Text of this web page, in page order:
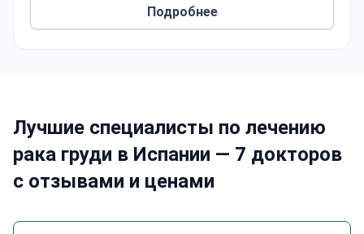
Подробнее
Лучшие специалисты по лечению
рака груди в Испании — 7 докторов
с отзывами и ценами